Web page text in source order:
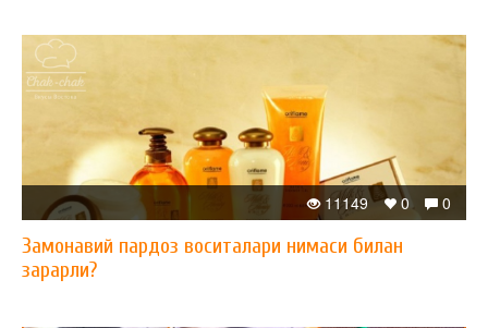
0
0
11149
Замонавий пардоз воситалари нимаси билан
зарарли?